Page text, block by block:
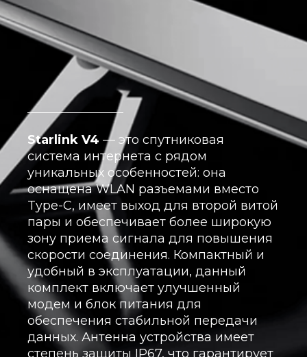
Starlink V4 — это спутниковая
система интернета с рядом
уникальных особенностей: она
оснащена WLAN разъемами вместо
Type-C, имеет выход для второй витой
пары и обеспечивает более широкую
зону приема сигнала для повышения
скорости соединения. Компактный и
удобный в эксплуатации, данный
комплект включает улучшенный
модем и блок питания для
обеспечения стабильной передачи
данных. Антенна устройства имеет
степень защиты IP67, что гарантирует